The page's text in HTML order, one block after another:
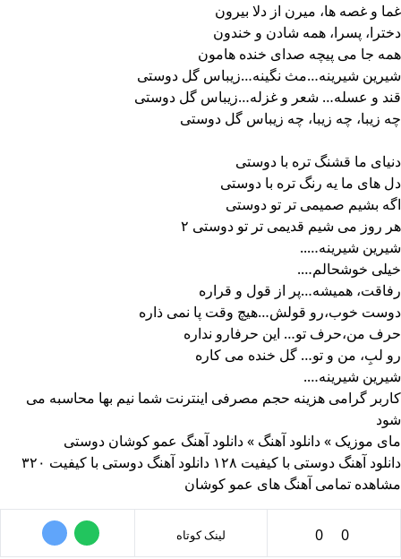
غما و غصه ها، میرن از دلا بیرون
دخترا، پسرا، همه شادن و خندون
همه جا می پیچه صدای خنده هامون
شیرین شیرینه…مث نگینه…زیباس گل دوستی
قند و عسله… شعر و غزله…زیباس گل دوستی
چه زیبا، چه زیبا، چه زیباس گل دوستی
دنیای ما قشنگ تره با دوستی
دل های ما یه رنگ تره با دوستی
اگه بشیم صمیمی تر تو دوستی
هر روز می شیم قدیمی تر تو دوستی ۲
شیرین شیرینه…..
خیلی خوشحالم….
رفاقت، همیشه…پر از قول و قراره
دوست خوب،رو قولش…هیچ وقت پا نمی ذاره
حرف من،حرف تو… این حرفارو نداره
رو لبِ، من و تو… گل خنده می کاره
شیرین شیرینه….
کاربر گرامی هزینه حجم مصرفی اینترنت شما نیم بها محاسبه می
شود
مای موزیک »دانلود آهنگ »دانلود آهنگ عمو کوشان دوستی
دانلود آهنگ دوستی با کیفیت ۱۲۸
دانلود آهنگ دوستی با کیفیت ۳۲۰
مشاهده تمامی آهنگ های عمو کوشان
0
0 لینک کوتاه